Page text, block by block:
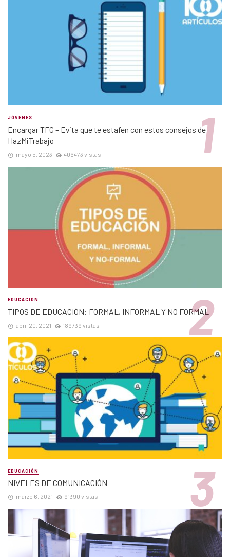
JÓVENES
Encargar TFG – Evita que te estafen con estos consejos de
HazMiTrabajo
mayo 5, 2023 406473 vistas
EDUCACIÓN
TIPOS DE EDUCACIÓN: FORMAL, INFORMAL Y NO FORMAL
abril 20, 2021 189739 vistas
EDUCACIÓN
NIVELES DE COMUNICACIÓN
marzo 6, 2021 91390 vistas